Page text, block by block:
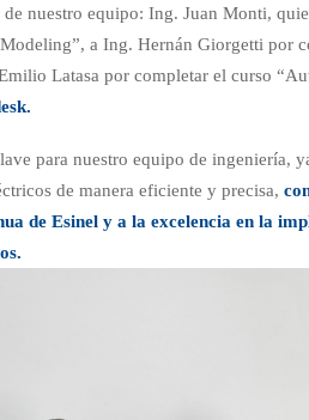
nuestro equipo: Ing. Juan Monti,
a Ing. Hernán Giorgetti por
Latasa por completar el curso
.
para nuestro equipo de ingeniería,
de manera eficiente y precisa,
de Esinel y a la excelencia en la